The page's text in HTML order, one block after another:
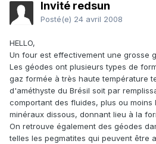
Invité redsun
Posté(e) 24 avril 2008
HELLO,
Un four est effectivement une grosse
Les géodes ont plusieurs types de
gaz formée à très haute température
d'améthyste du Brésil soit par
comportant des fluides, plus ou moins
minéraux dissous, donnant lieu à la
On retrouve également des géodes
telles les pegmatites qui peuvent être